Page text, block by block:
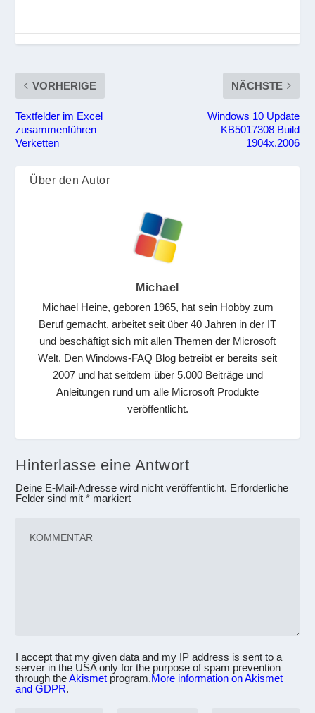
VORHERIGE
Textfelder im Excel
zusammenführen –
Verketten
NÄCHSTE
Windows 10 Update
KB5017308 Build
1904x.2006
Über den Autor
Michael
Michael Heine, geboren 1965, hat sein Hobby zum
Beruf gemacht, arbeitet seit über 40 Jahren in der IT
und beschäftigt sich mit allen Themen der Microsoft
Welt. Den Windows-FAQ Blog betreibt er bereits seit
2007 und hat seitdem über 5.000 Beiträge und
Anleitungen rund um alle Microsoft Produkte
veröffentlicht.
Hinterlasse eine Antwort
Deine E-Mail-Adresse wird nicht veröffentlicht. Erforderliche
Felder sind mit* markiert
I accept that my given data and my IP address is sent to a
server in the USA only for the purpose of spam prevention
through theAkismet program.More information on Akismet
and GDPR.